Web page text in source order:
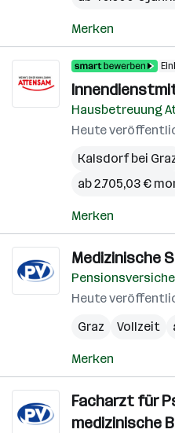
Merken
Hausbetreuung
Heute
Kalsdorf bei
ab 2.705,03 €
Merken
Medizinische
Heute
Graz
Vollzeit
Merken
Facharzt für
medizinische